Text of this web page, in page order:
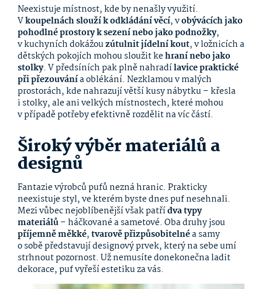
Neexistuje místnost, kde by nenašly využití.
Vkoupelnách slouží k odkládání věcí, vobývácích jako
pohodlné prostory k sezení nebo jako podnožky,
v kuchyních dokážouzútulnit jídelní kout, v ložnicích a
dětských pokojích mohou sloužit kehraní nebo jako
stolky. V předsíních pak plně nahradílavice praktické
při přezouvánía oblékání. Nezklamou v malých
prostorách, kde nahrazují větší kusy nábytku – křesla
i stolky, ale ani velkých místnostech, které mohou
v případě potřeby efektivně rozdělit na víc částí.
Široký výběr materiálů a
designů
Fantazie výrobců pufů nezná hranic. Prakticky
neexistuje styl, ve kterém byste dnes puf nesehnali.
Mezi vůbec nejoblíbenější však patřídva typy
materiálů– háčkované a sametové. Oba druhy jsou
příjemně měkké,tvarově přizpůsobitelnéa samy
o sobě představují designový prvek, který na sebe umí
strhnout pozornost. Už nemusíte donekonečna ladit
dekorace, puf vyřeší estetiku za vás.